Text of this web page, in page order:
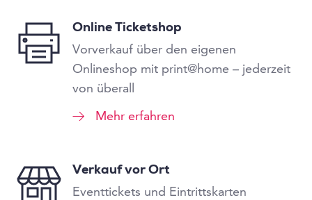
Online Ticketshop
Vorverkauf über den eigenen
Onlineshop mit print@home – jederzeit
von überall
Mehr erfahren
Verkauf vor Ort
Eventtickets und Eintrittskarten